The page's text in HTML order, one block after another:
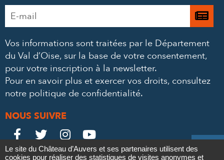
Adresse
e-
*
Je
à
Vos informations sont traitées par le Département
du Val d’Oise, sur la base de votre consentement,
pour votre inscription à la newsletter.
Pour en savoir plus et exercer vos droits, consultez
notre politique de confidentialité.
NOUS SUIVRE
Le
Château

Le
Château

Le
Château

Le
Château

Le site du Château d’Auvers et ses partenaires utilisent des
cookies pour réaliser des statistiques de visites anonymes et